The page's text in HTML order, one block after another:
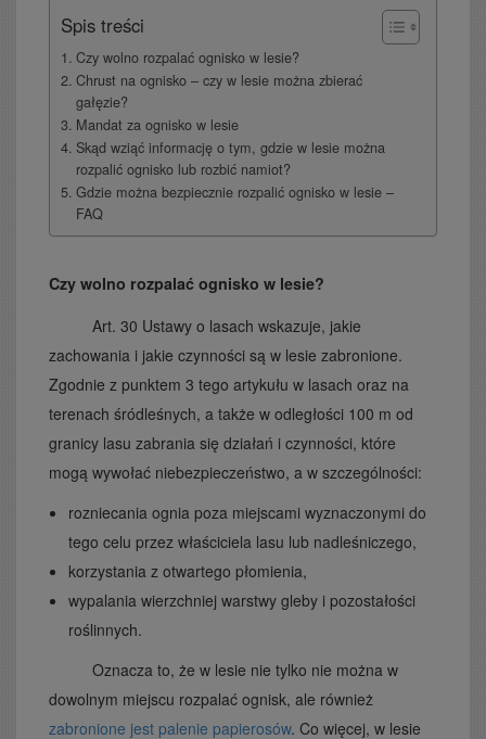
Spis treści
Czy wolno rozpalać ognisko w lesie?
Chrust na ognisko – czy w lesie można zbierać
gałęzie?
Mandat za ognisko w lesie
Skąd wziąć informację o tym, gdzie w lesie można
rozpalić ognisko lub rozbić namiot?
Gdzie można bezpiecznie rozpalić ognisko w lesie –
FAQ
Czy wolno rozpalać ognisko w lesie?
Art. 30 Ustawy o lasach wskazuje, jakie
zachowania i jakie czynności są w lesie zabronione.
Zgodnie z punktem 3 tego artykułu w lasach oraz na
terenach śródleśnych, a także w odległości 100 m od
granicy lasu zabrania się działań i czynności, które
mogą wywołać niebezpieczeństwo, a w szczególności:
rozniecania ognia poza miejscami wyznaczonymi do
tego celu przez właściciela lasu lub nadleśniczego,
korzystania z otwartego płomienia,
wypalania wierzchniej warstwy gleby i pozostałości
roślinnych.
Oznacza to, że w lesie nie tylko nie można w
dowolnym miejscu rozpalać ognisk, ale również
zabronione jest palenie papierosów. Co więcej, w lesie